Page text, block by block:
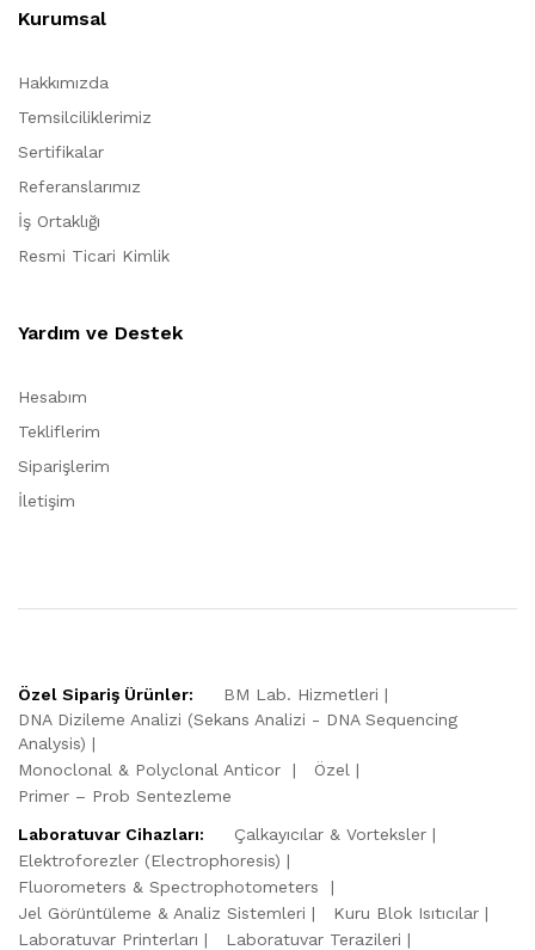
Kurumsal
Hakkımızda
Temsilciliklerimiz
Sertifikalar
Referanslarımız
İş Ortaklığı
Resmi Ticari Kimlik
Yardım ve Destek
Hesabım
Tekliflerim
Siparişlerim
İletişim
Özel Sipariş Ürünler:
BM Lab. Hizmetleri
DNA Dizileme Analizi (Sekans Analizi - DNA Sequencing
Analysis)
Monoclonal & Polyclonal Anticor
Özel
Primer – Prob Sentezleme
Laboratuvar Cihazları:
Çalkayıcılar & Vorteksler
Elektroforezler (Electrophoresis)
Fluorometers & Spectrophotometers
Jel Görüntüleme & Analiz Sistemleri
Kuru Blok Isıtıcılar
Laboratuvar Printerları
Laboratuvar Terazileri